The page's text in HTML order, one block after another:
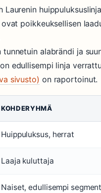
Laurenin
poikkeuksellisen
tunnetuin alabrändi ja
edullisempi linja
sivusto) on raportoinut.
KOHDERYHMÄ
Huippuluksus, herrat
Laaja kuluttaja
Naiset, edullisempi